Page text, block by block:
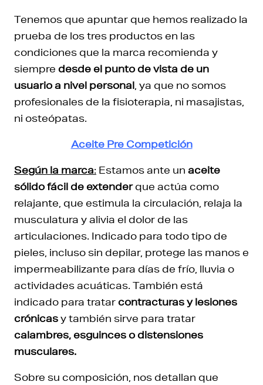
Tenemos que apuntar que hemos realizado la
prueba de los tres productos en las
condiciones que la marca recomienda y
siempre desde el punto de vista de un
usuario a nivel personal , ya que no somos
profesionales de la fisioterapia, ni masajistas,
ni osteópatas.
Aceite Pre Competición
Según la marca: Estamos ante un aceite
sólido fácil de extenderque actúa como
relajante, que estimula la circulación, relaja la
musculatura y alivia el dolor de las
articulaciones. Indicado para todo tipo de
pieles, incluso sin depilar, protege las manos e
impermeabilizante para días de frío, lluvia o
actividades acuáticas. También está
indicado para tratarcontracturas y lesiones
crónicasy también sirve para tratar
calambres, esguinces o distensiones
musculares.
Sobre su composición, nos detallan que